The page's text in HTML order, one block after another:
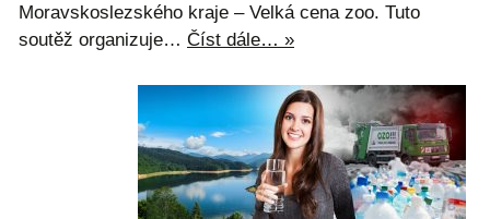
Moravskoslezského kraje – Velká cena zoo. Tuto
soutěž organizuje… Číst dále… »